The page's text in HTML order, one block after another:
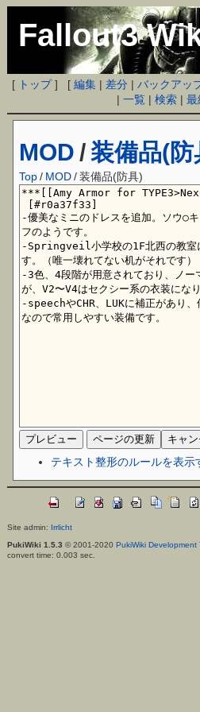
Fallout3
[ トップ] [編集 | 差分 |バックアッ
|一覧 |検索 |最
MOD /装備品(防
Top / MOD/装備品(防具)
テキスト整形のルールを表示
Site admin: Irrlicht
PukiWiki 1.5.3 © 2001-2020 PukiWiki Development
convert time: 0.003 sec.